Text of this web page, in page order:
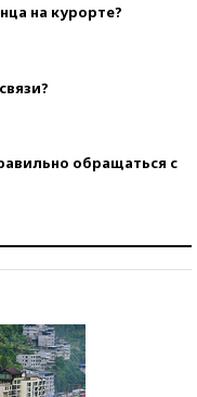
на курорте?
обращаться с